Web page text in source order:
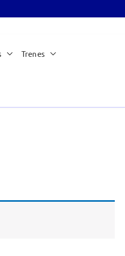
Trenes